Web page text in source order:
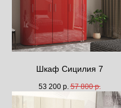
Шкаф Сицилия 7
53 200 р. 57 800 р.